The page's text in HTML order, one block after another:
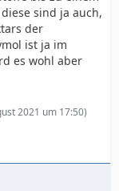
sind ja auch,
der
ist ja im
es wohl aber
2021 um 17:50)